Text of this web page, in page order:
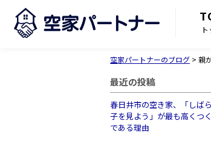
空家パートナーのブログ > 親
最近の投稿
春日井市の空き家、「しば
子を見よう」が最も高くつ
である理由